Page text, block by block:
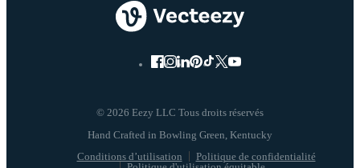
© 2026 Eezy LLC Tous droits réservés
Conditions d’utilisation
Politique de confidentialité